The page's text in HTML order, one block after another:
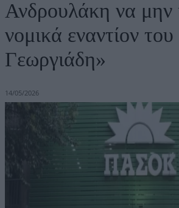
Ανδρουλάκη να μην
νομικά εναντίον του
Γεωργιάδη»
14/05/2026